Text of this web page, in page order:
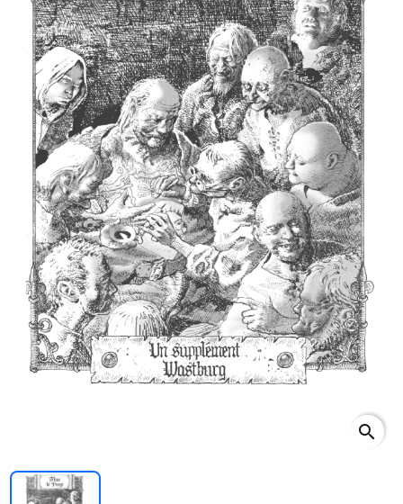
search